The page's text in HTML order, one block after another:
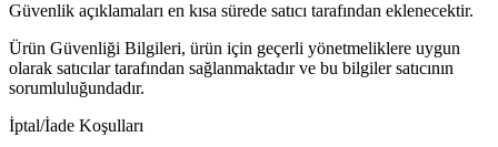
Güvenlik açıklamaları en kısa sürede satıcı tarafından eklenecektir.
Ürün Güvenliği Bilgileri, ürün için geçerli yönetmeliklere uygun
olarak satıcılar tarafından sağlanmaktadır ve bu bilgiler satıcının
sorumluluğundadır.
İptal/İade Koşulları